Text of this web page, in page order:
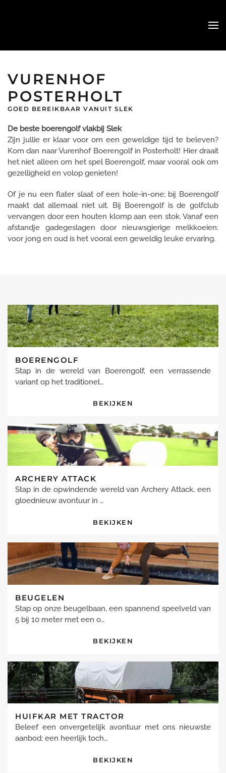
main
VURENHOF
POSTERHOLT
GOED BEREIKBAAR VANUIT SLEK
De beste boerengolf vlakbij Slek
Zijn jullie er klaar voor om een geweldige tijd te beleven?
Kom dan naar Vurenhof Boerengolf in Posterholt! Hier draait
het niet alleen om het spel Boerengolf, maar vooral ook om
gezelligheid en volop genieten!
Of je nu een flater slaat of een hole-in-one; bij Boerengolf
maakt dat allemaal niet uit. Bij Boerengolf is de golfclub
vervangen door een houten klomp aan een stok. Vanaf een
afstandje gadegeslagen door nieuwsgierige melkkoeien:
voor jong en oud is het vooral een geweldig leuke ervaring.
BOERENGOLF
Stap in de wereld van Boerengolf, een verrassende
variant op het traditionel…
BEKIJKEN
ARCHERY ATTACK
Stap in de opwindende wereld van Archery Attack, een
gloednieuw avontuur in …
BEKIJKEN
BEUGELEN
Stap op onze beugelbaan, een spannend speelveld van
5 bij 10 meter met een o…
BEKIJKEN
HUIFKAR MET TRACTOR
Beleef een onvergetelijk avontuur met ons nieuwste
aanbod: een heerlijk toch…
BEKIJKEN